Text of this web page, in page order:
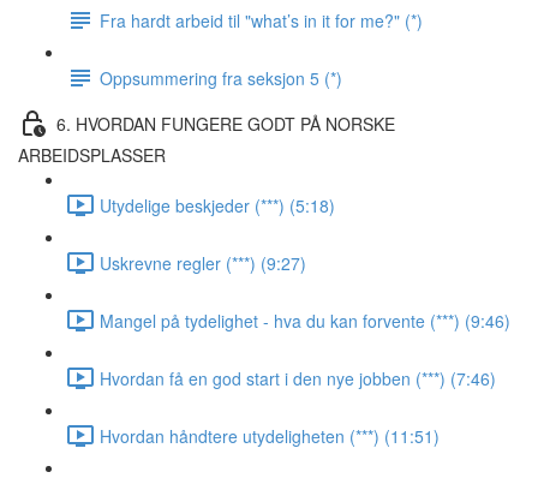
Fra hardt arbeid til "what’s in it for me?" (*)
Oppsummering fra seksjon 5 (*)
6. HVORDAN FUNGERE GODT PÅ NORSKE
ARBEIDSPLASSER
Utydelige beskjeder (***) (5:18)
Uskrevne regler (***) (9:27)
Mangel på tydelighet - hva du kan forvente (***) (9:46)
Hvordan få en god start i den nye jobben (***) (7:46)
Hvordan håndtere utydeligheten (***) (11:51)